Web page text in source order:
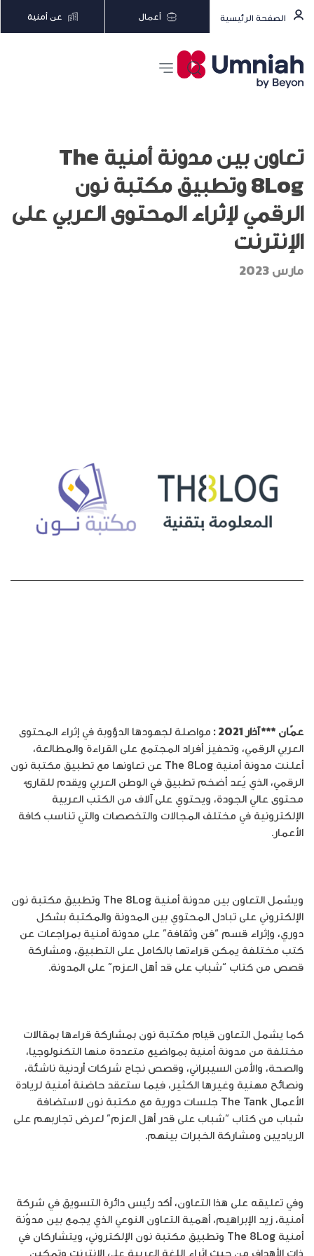
الصفحة الرئيسية أعمال عن أمنية
تعاون بين مدونة أمنية The
8Log وتطبيق مكتبة نون
الرقمي لإثراء المحتوى العربي على
الإنترنت
مارس 2023
عمّان *** آذار 2021 :
مواصلة لجهودها الدؤوبة في إثراء المحتوى
العربي الرقمي، وتحفيز أفراد المجتمع على القراءة والمطالعة،
أعلنت مدونة أمنية The 8Log عن تعاونها مع تطبيق مكتبة نون
الرقمي، الذي يُعد أضخم تطبيق في الوطن العربي ويقدم للقارئ
محتوى عالي الجودة، ويحتوي على آلاف من الكتب العربية
الإلكترونية في مختلف المجالات والتخصصات والتي تناسب كافة
الأعمار.
ويشمل التعاون بين مدونة أمنية The 8Log وتطبيق مكتبة نون
الإلكتروني على تبادل المحتوي بين المدونة والمكتبة بشكل
دوري، وإثراء قسم “فن وثقافة” على مدونة أمنية بمراجعات عن
كتب مختلفة يمكن قراءتها بالكامل على التطبيق، ومشاركة
قصص من كتاب “شباب على قد أهل العزم” على المدونة.
كما يشمل التعاون قيام مكتبة نون بمشاركة قراءها بمقالات
مختلفة من مدونة أمنية بمواضيع متعددة منها التكنولوجيا،
والصحة، والأمن السيبراني، وقصص نجاح شركات أردنية ناشئة،
ونصائح مهنية وغيرها الكثير، فيما ستعقد حاضنة أمنية لريادة
الأعمال The Tank جلسات دورية مع مكتبة نون لاستضافة
شباب من كتاب “شباب على قدر أهل العزم” لعرض تجاربهم على
الرياديين ومشاركة الخبرات بينهم.
وفي تعليقه على هذا التعاون، أكد رئيس دائرة التسويق في شركة
أمنية، زيد الإبراهيم، أهمية التعاون النوعي الذي يجمع بين مدوّنة
أمنية The 8Log وتطبيق مكتبة نون الإلكتروني، ويتشاركان في
ذات الأهداف من حيث إثراء اللغة العربية على الإنترنت وتمكين